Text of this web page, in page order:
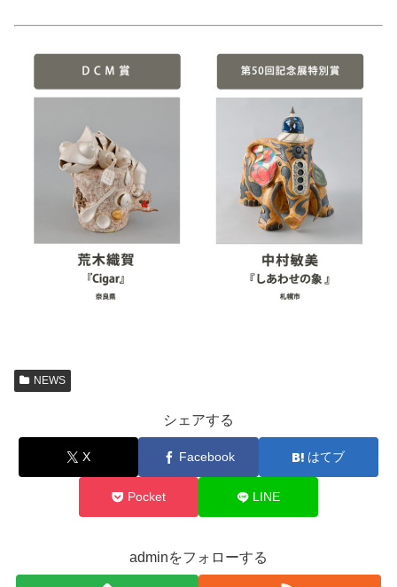
NEWS
シェアする
X Facebook はてブ
Pocket LINE
adminをフォローする